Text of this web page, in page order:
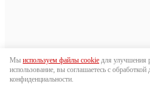
Политика в отношении обработки
© 2026 ООО Медафарм.
Мы используем файлы cookie для улучшения
использование, вы соглашаетесь с
конфиденциальности.